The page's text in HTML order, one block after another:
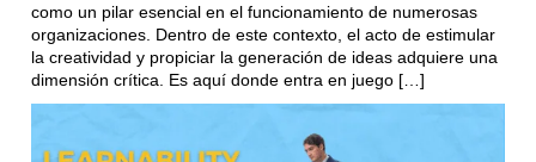
como un pilar esencial en el funcionamiento de numerosas
organizaciones. Dentro de este contexto, el acto de estimular
la creatividad y propiciar la generación de ideas adquiere una
dimensión crítica. Es aquí donde entra en juego […]